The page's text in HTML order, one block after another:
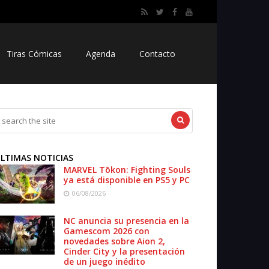
Tiras Cómicas Agenda Contacto
NOTICIAS
MARVEL Tōkon: Fighting Souls
ya está disponible en PS5 y PC
06/08/2026
NC anuncia su presencia en la
Gamescom 2026 con
novedades sobre Aion 2,
Cinder City y la presentación
de un juego inédito